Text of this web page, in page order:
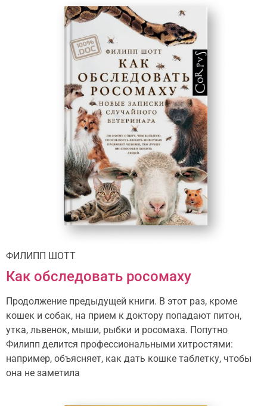
ФИЛИПП ШОТТ
Как обследовать росомаху
Продолжение предыдущей книги. В этот раз, кроме
кошек и собак, на прием к доктору попадают питон,
утка, львенок, мыши, рыбки и росомаха. Попутно
Филипп делится профессиональными хитростями:
например, объясняет, как дать кошке таблетку, чтобы
она не заметила